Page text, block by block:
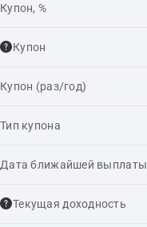
Купон, %
Купон
Купон (раз/год)
Тип купона
Дата ближайшей выплаты
Текущая доходность